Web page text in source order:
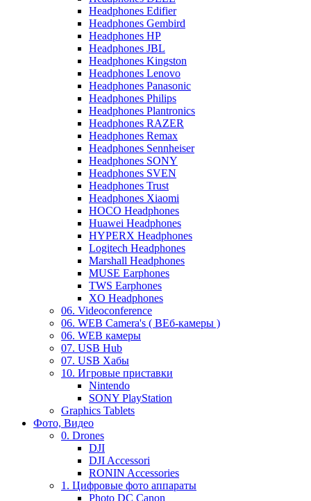
Headphones Edifier
Headphones Gembird
Headphones HP
Headphones JBL
Headphones Kingston
Headphones Lenovo
Headphones Panasonic
Headphones Philips
Headphones Plantronics
Headphones RAZER
Headphones Remax
Headphones Sennheiser
Headphones SONY
Headphones SVEN
Headphones Trust
Headphones Xiaomi
HOCO Headphones
Huawei Headphones
HYPERX Headphones
Logitech Headphones
Marshall Headphones
MUSE Earphones
TWS Earphones
XO Headphones
06. Videoconference
06. WEB Camera's ( ВЕб-камеры )
06. WEB камеры
07. USB Hub
07. USB Хабы
10. Игровые приставки
Nintendo
SONY PlayStation
Graphics Tablets
Фото, Видео
0. Drones
DJI
DJI Accessori
RONIN Accessories
1. Цифровые фото аппараты
Photo DC Canon